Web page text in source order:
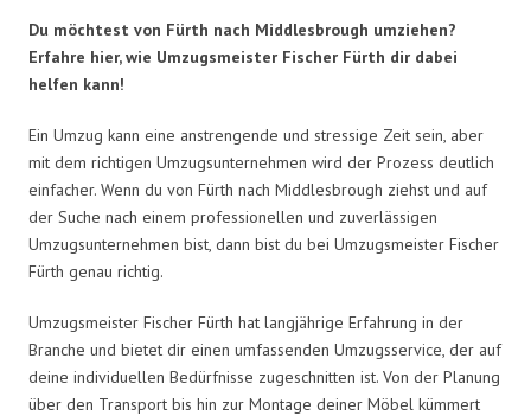
Du möchtest von Fürth nach Middlesbrough umziehen?
Erfahre hier, wie Umzugsmeister Fischer Fürth dir dabei
helfen kann!
Ein Umzug kann eine anstrengende und stressige Zeit sein, aber
mit dem richtigen Umzugsunternehmen wird der Prozess deutlich
einfacher. Wenn du von Fürth nach Middlesbrough ziehst und auf
der Suche nach einem professionellen und zuverlässigen
Umzugsunternehmen bist, dann bist du bei Umzugsmeister Fischer
Fürth genau richtig.
Umzugsmeister Fischer Fürth hat langjährige Erfahrung in der
Branche und bietet dir einen umfassenden Umzugsservice, der auf
deine individuellen Bedürfnisse zugeschnitten ist. Von der Planung
über den Transport bis hin zur Montage deiner Möbel kümmert